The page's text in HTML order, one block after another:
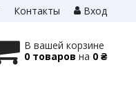
Контакты Вход
В вашей корзине
0 товаровна 0 ₴